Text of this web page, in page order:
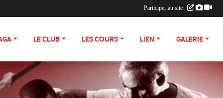
LE CLUB LES COURS LIEN GALERIE
Participer au site :